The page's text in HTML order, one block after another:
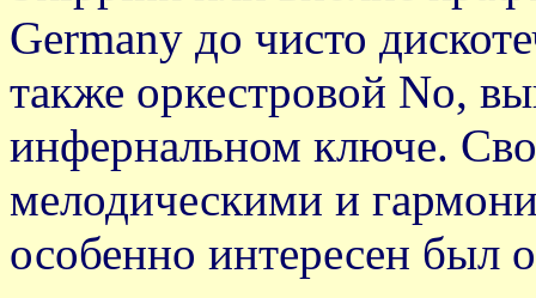
Germany до чисто
также оркестровой No,
инфернальном ключе.
мелодическими и
особенно интересен был